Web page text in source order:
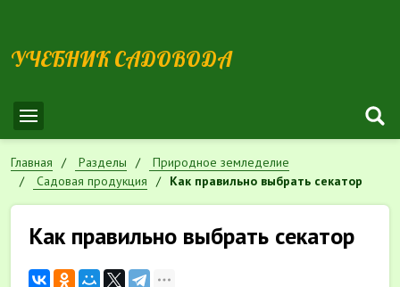
УЧЕБНИК САДОВОДА
Главная Разделы
Природное земледелие
Садовая продукция
Как правильно выбрать секатор
Как правильно выбрать секатор